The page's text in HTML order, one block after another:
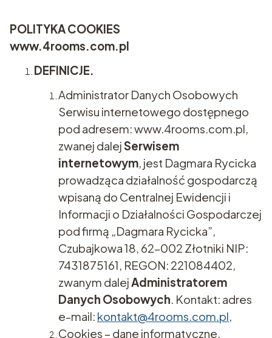
POLITYKA COOKIES
www.4rooms.com.pl
DEFINICJE.
Administrator Danych Osobowych
Serwisu internetowego dostępnego
pod adresem: www.4rooms.com.pl,
zwanej dalejSerwisem
internetowym, jest Dagmara Rycicka
prowadząca działalność gospodarczą
wpisaną do Centralnej Ewidencji i
Informacji o Działalności Gospodarczej
pod firmą „Dagmara Rycicka”,
Czubajkowa 18, 62-002 Złotniki NIP:
7431875161, REGON: 221084402,
zwanym dalejAdministratorem
Danych Osobowych. Kontakt: adres
e-mail: kontakt@4rooms.com.pl,
Cookies – dane informatyczne,